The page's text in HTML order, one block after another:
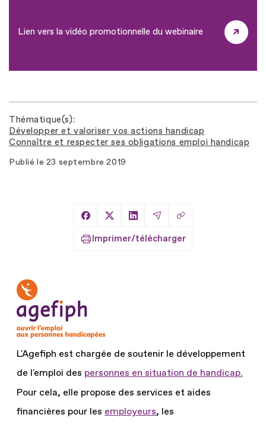
Lien vers la vidéo promotionnelle du webinaire
Thématique(s)
Développer et valoriser vos actions handicap
Connaître et respecter ses obligations emploi handicap
Publié le 23 septembre 2019
Partager sur Facebook
Partager sur X
Partager sur LinkedIn
Partager par Email
Copier le lien
Imprimer/télécharger
L'Agefiph est chargée de soutenir le développement
de l'emploi des personnes en situation de handicap.
Pour cela, elle propose des services et aides
financières pour les employeurs, les